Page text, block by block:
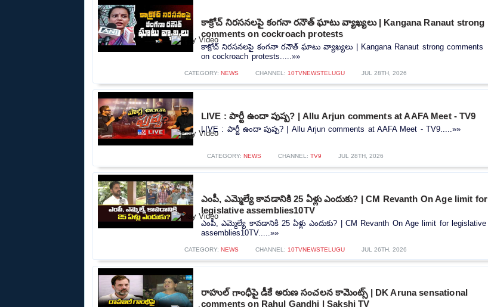
కాక్రోచ్ నిరసనలపై కంగనా రనౌత్ ఘాటు వ్యాఖ్యలు | Kangana Ranaut strong
comments on cockroach protests
కాక్రోచ్ నిరసనలపై కంగనా రనౌత్ ఘాటు వ్యాఖ్యలు | Kangana Ranaut strong comments
on cockroach protests.....»»
CATEGORY: NEWS CHANNEL: 10TVNEWSTELUGU JUL 28TH, 2026
LIVE : పార్టీ ఉందా పుష్ప? | Allu Arjun comments at AAFA Meet - TV9
LIVE : పార్టీ ఉందా పుష్ప? | Allu Arjun comments at AAFA Meet - TV9.....»»
CATEGORY: NEWS CHANNEL: TV9 JUL 28TH, 2026
ఎంపీ, ఎమ్మెల్యే కావడానికి 25 ఏళ్లు ఎందుకు? | CM Revanth On Age limit for
legislative assemblies10TV
ఎంపీ, ఎమ్మెల్యే కావడానికి 25 ఏళ్లు ఎందుకు? | CM Revanth On Age limit for legislative
assemblies10TV.....»»
CATEGORY: NEWS CHANNEL: 10TVNEWSTELUGU JUL 26TH, 2026
రాహుల్ గాంధీపై డీకే అరుణ సంచలన కామెంట్స్ | DK Aruna sensational
comments on Rahul Gandhi | Sakshi TV